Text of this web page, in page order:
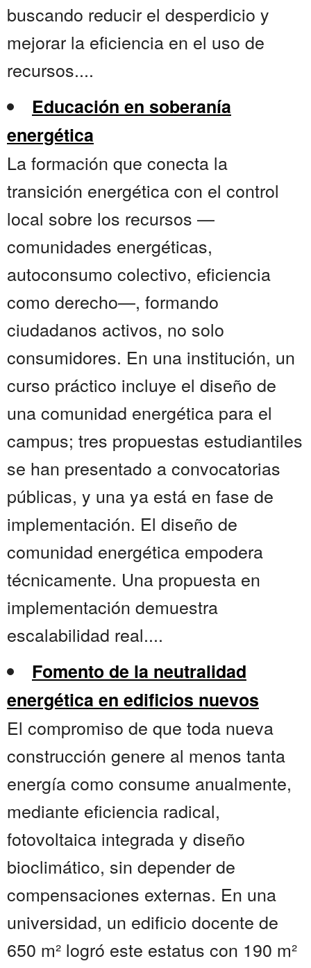
buscando reducir el desperdicio y
mejorar la eficiencia en el uso de
recursos....
Educación en soberanía
energética
La formación que conecta la
transición energética con el control
local sobre los recursos —
comunidades energéticas,
autoconsumo colectivo, eficiencia
como derecho—, formando
ciudadanos activos, no solo
consumidores. En una institución, un
curso práctico incluye el diseño de
una comunidad energética para el
campus; tres propuestas estudiantiles
se han presentado a convocatorias
públicas, y una ya está en fase de
implementación. El diseño de
comunidad energética empodera
técnicamente. Una propuesta en
implementación demuestra
escalabilidad real....
Fomento de la neutralidad
energética en edificios nuevos
El compromiso de que toda nueva
construcción genere al menos tanta
energía como consume anualmente,
mediante eficiencia radical,
fotovoltaica integrada y diseño
bioclimático, sin depender de
compensaciones externas. En una
universidad, un edificio docente de
650 m² logró este estatus con 190 m²